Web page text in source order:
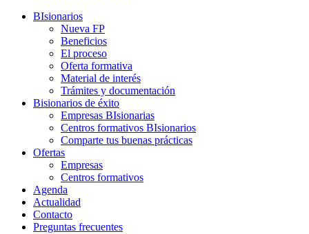
BIsionarios
Nueva FP
Beneficios
El proceso
Oferta formativa
Material de interés
Trámites y documentación
Bisionarios de éxito
Empresas BIsionarias
Centros formativos BIsionarios
Comparte tus buenas prácticas
Ofertas
Empresas
Centros formativos
Agenda
Actualidad
Contacto
Preguntas frecuentes